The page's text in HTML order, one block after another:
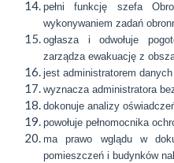
pełni funkcję szefa
wykonywaniem zadań
ogłasza i odwołuje
zarządza ewakuację z
jest administratorem
wyznacza administratora
dokonuje analizy
powołuje pełnomocnika
ma prawo wglądu w
pomieszczeń i budynków